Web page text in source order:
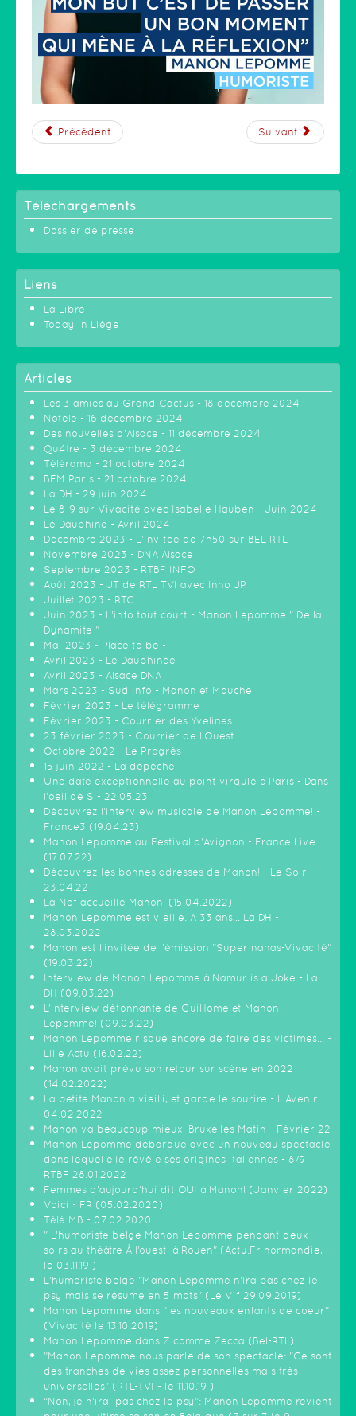
Précédent Suivant
Téléchargements
Dossier de presse
Liens
La Libre
Today in Liège
Articles
Les 3 amies au Grand Cactus - 18 décembre 2024
Notélé - 16 décembre 2024
Des nouvelles d'Alsace - 11 décembre 2024
Qu4tre - 3 décembre 2024
Télérama - 21 octobre 2024
BFM Paris - 21 octobre 2024
La DH - 29 juin 2024
Le 8-9 sur Vivacité avec Isabelle Hauben - Juin 2024
Le Dauphiné - Avril 2024
Décembre 2023 - L'invitée de 7h50 sur BEL RTL
Novembre 2023 - DNA Alsace
Septembre 2023 - RTBF INFO
Août 2023 - JT de RTL TVI avec Inno JP
Juillet 2023 - RTC
Juin 2023 - L'info tout court - Manon Lepomme " De la
Dynamite "
Mai 2023 - Place to be -
Avril 2023 - Le Dauphinée
Avril 2023 - Alsace DNA
Mars 2023 - Sud Info - Manon et Mouche
Février 2023 - Le télégramme
Février 2023 - Courrier des Yvelines
23 février 2023 - Courrier de l'Ouest
Octobre 2022 - Le Progrès
15 juin 2022 - La dépêche
Une date exceptionnelle au point virgule à Paris - Dans
l'oeil de S - 22.05.23
Découvrez l'interview musicale de Manon Lepomme! -
France3 (19.04.23)
Manon Lepomme au Festival d'Avignon - France Live
(17.07.22)
Découvrez les bonnes adresses de Manon! - Le Soir
23.04.22
La Nef accueille Manon! (15.04.2022)
Manon Lepomme est vieille. A 33 ans… La DH -
28.03.2022
Manon est l'invitée de l'émission "Super nanas-Vivacité"
(19.03.22)
Interview de Manon Lepomme à Namur is a Joke - La
DH (09.03.22)
L’interview détonnante de GuiHome et Manon
Lepomme! (09.03.22)
Manon Lepomme risque encore de faire des victimes… -
Lille Actu (16.02.22)
Manon avait prévu son retour sur scène en 2022
(14.02.2022)
La petite Manon a vieilli, et garde le sourire - L'Avenir
04.02.2022
Manon va beaucoup mieux! Bruxelles Matin - Février 22
Manon Lepomme débarque avec un nouveau spectacle
dans lequel elle révèle ses origines italiennes - 8/9
RTBF 28.01.2022
Femmes d'aujourd'hui dit OUI à Manon! (Janvier 2022)
Voici - FR (05.02.2020)
Télé MB - 07.02.2020
" L’humoriste belge Manon Lepomme pendant deux
soirs au théâtre À l’ouest, à Rouen" (Actu.Fr normandie,
le 03.11.19 )
L'humoriste belge "Manon Lepomme n'ira pas chez le
psy mais se résume en 5 mots" (Le Vif 29.09.2019)
Manon Lepomme dans "les nouveaux enfants de coeur"
(Vivacité le 13.10.2019)
Manon Lepomme dans Z comme Zecca (Bel-RTL)
"Manon Lepomme nous parle de son spectacle: "Ce sont
des tranches de vies assez personnelles mais très
universelles" (RTL-TVI - le 11.10.19 )
“Non, je n’irai pas chez le psy”: Manon Lepomme revient